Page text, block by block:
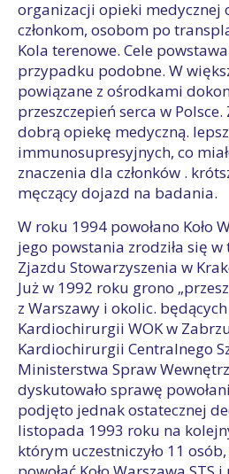
organizacji opieki medycznej
członkom, osobom po
Kola terenowe. Cele
przypadku podobne. W
powiązane z ośrodkami
przeszczepień serca w
dobrą opiekę medyczną.
immunosupresyjnych, co
znaczenia dla członków .
męczący dojazd na badania.
W roku 1994 powołano Koło
jego powstania zrodziła się
Zjazdu Stowarzyszenia w
Już w 1992 roku grono
z Warszawy i okolic.
Kardiochirurgii WOK w
Kardiochirurgii Centralnego
Ministerstwa Spraw
dyskutowało sprawę
podjęto jednak ostatecznej
listopada 1993 roku na
którym uczestniczyło 11